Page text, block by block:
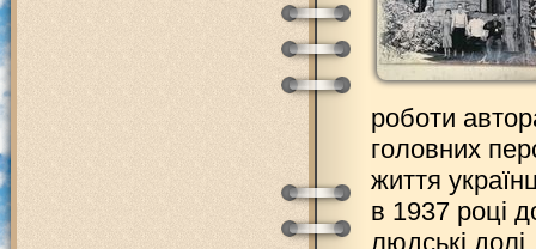
роботи
головних
життя
в 1937 році
людські